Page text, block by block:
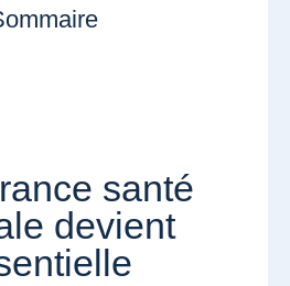
santé
devient